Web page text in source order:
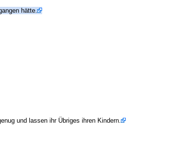
hätte.
und lassen ihr Übriges ihren Kindern.